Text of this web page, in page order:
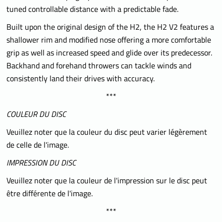
tuned controllable distance with a predictable fade.
Built upon the original design of the H2, the H2 V2 features a
shallower rim and modified nose offering a more comfortable
grip as well as increased speed and glide over its predecessor.
Backhand and forehand throwers can tackle winds and
consistently land their drives with accuracy.
***
COULEUR DU DISC
Veuillez noter que la couleur du disc peut varier légèrement
de celle de l'image.
IMPRESSION DU DISC
Veuillez noter que la couleur de l'impression sur le disc peut
être différente de l'image.
***